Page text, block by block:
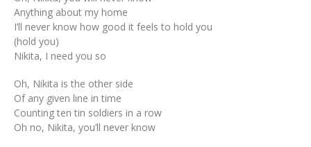
Anything about my home
I’ll never know how good it feels to hold you
(hold you)
Nikita, I need you so
Oh, Nikita is the other side
Of any given line in time
Counting ten tin soldiers in a row
Oh no, Nikita, you’ll never know